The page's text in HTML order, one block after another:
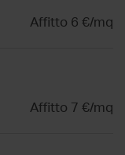
Affitto 6 €/mq
Affitto 7 €/mq